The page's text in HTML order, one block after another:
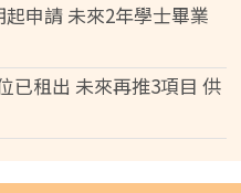
申請 未來2年學士畢業
已租出 未來再推3項目 供